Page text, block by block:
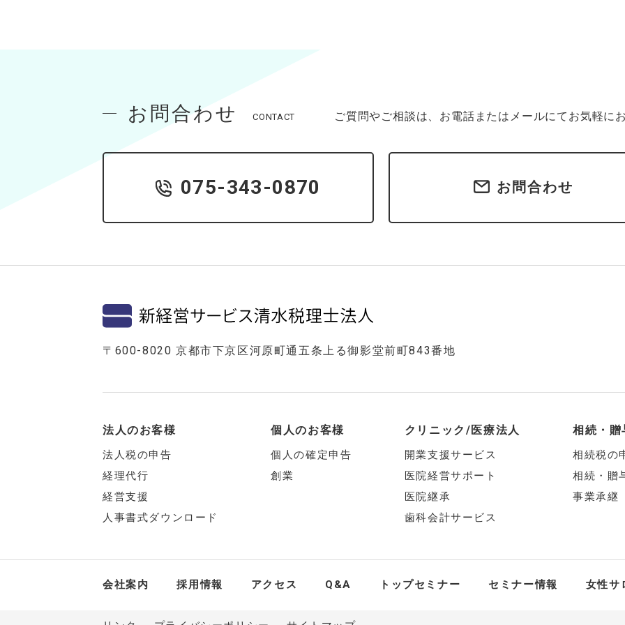
お問合わせ CONTACT ご質問やご相談は、お電話またはメールにてお気軽に
075-343-0870 お問合わせ
〒600-8020 京都市下京区河原町通五条上る御影堂前町843番地
法人のお客様
法人税の申告
経理代行
経営支援
人事書式ダウンロード
個人のお客様
個人の確定申告
創業
クリニック/医療法人
開業支援サービス
医院経営サポート
医院継承
歯科会計サービス
相続・
相続税の
相続・贈
事業承継
会社案内 採用情報 アクセス Q&A トップセミナー セミナー情報 女性サ